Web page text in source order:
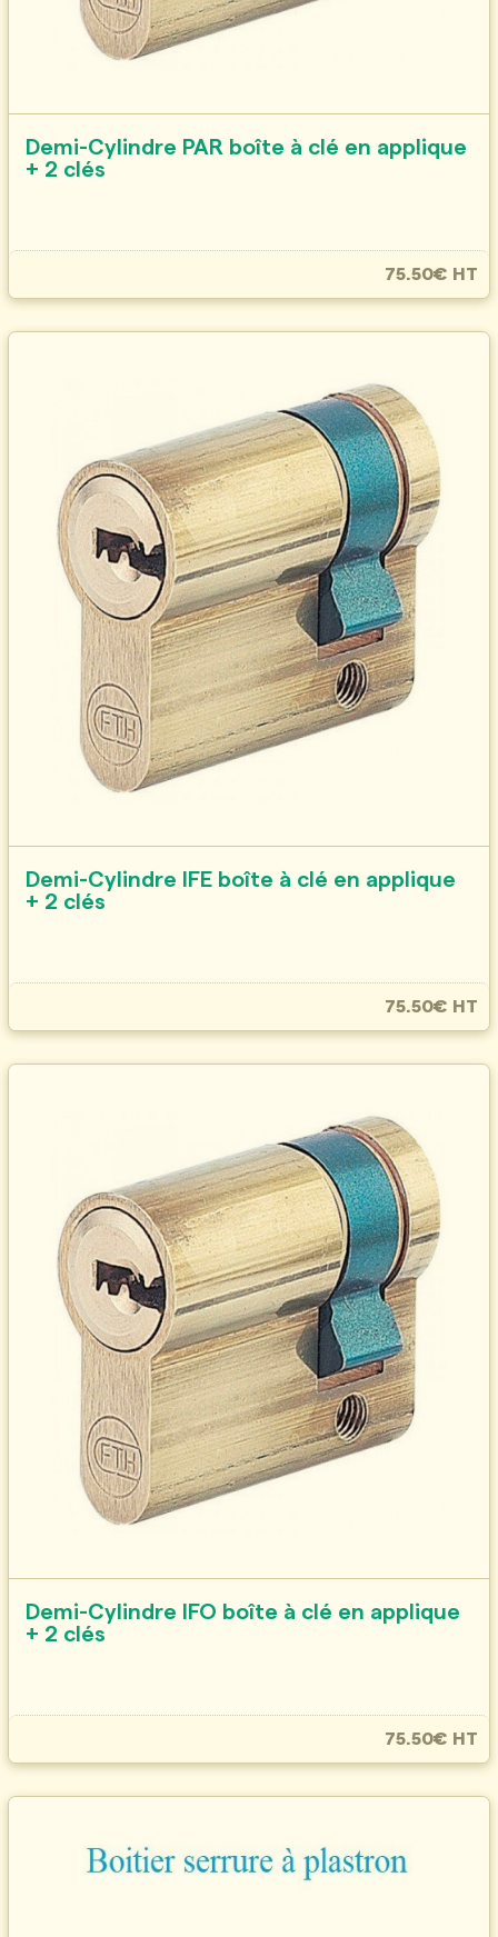
Demi-Cylindre PAR boîte à clé en applique
+ 2 clés
75.50€ HT
Demi-Cylindre IFE boîte à clé en applique
+ 2 clés
75.50€ HT
Demi-Cylindre IFO boîte à clé en applique
+ 2 clés
75.50€ HT